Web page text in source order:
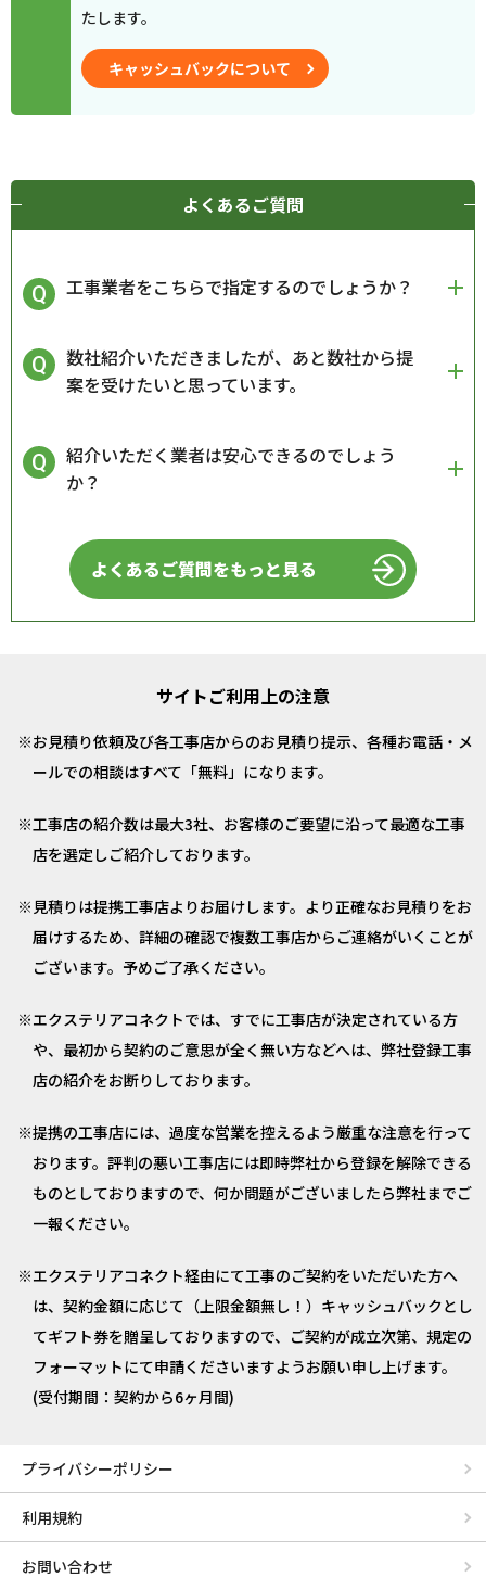
たします。
キャッシュバックについて
よくあるご質問
工事業者をこちらで指定するのでしょうか？
数社紹介いただきましたが、あと数社から提
案を受けたいと思っています。
紹介いただく業者は安心できるのでしょう
か？
よくあるご質問をもっと見る
サイトご利用上の注意
お見積り依頼及び各工事店からのお見積り提示、各種お電話・メ
ールでの相談はすべて「無料」になります。
工事店の紹介数は最大3社、お客様のご要望に沿って最適な工事
店を選定しご紹介しております。
見積りは提携工事店よりお届けします。より正確なお見積りをお
届けするため、詳細の確認で複数工事店からご連絡がいくことが
ございます。予めご了承ください。
エクステリアコネクトでは、すでに工事店が決定されている方
や、最初から契約のご意思が全く無い方などへは、弊社登録工事
店の紹介をお断りしております。
提携の工事店には、過度な営業を控えるよう厳重な注意を行って
おります。評判の悪い工事店には即時弊社から登録を解除できる
ものとしておりますので、何か問題がございましたら弊社までご
一報ください。
エクステリアコネクト経由にて工事のご契約をいただいた方へ
は、契約金額に応じて（上限金額無し！）キャッシュバックとし
てギフト券を贈呈しておりますので、ご契約が成立次第、規定の
フォーマットにて申請くださいますようお願い申し上げます。
(受付期間：契約から6ヶ月間)
プライバシーポリシー
利用規約
お問い合わせ